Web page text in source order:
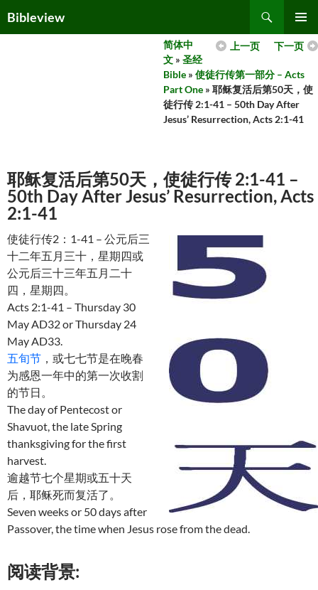
toBibleview
MENU
下一页
上一页
简体中
文 » 圣经
Bible » 使徒行传第一部分 – Acts
Part One » 耶稣复活后第50天，使
徒行传 2:1-41 – 50th Day After
Jesus’ Resurrection, Acts 2:1-41
耶稣复活后第50天，使徒行传 2:1-41 –
50th Day After Jesus’ Resurrection, Acts
2:1-41
使徒行传2：1-41 – 公元后三
十二年五月三十，星期四或
公元后三十三年五月二十
四，星期四。
Acts 2:1-41 – Thursday 30
May AD32 or Thursday 24
May AD33.
五旬节 ，或七七节是在晚春
为感恩一年中的第一次收割
的节日。
The day of Pentecost or
Shavuot, the late Spring
thanksgiving for the first
harvest.
逾越节七个星期或五十天
后，耶稣死而复活了。
Seven weeks or 50 days after
Passover, the time when Jesus rose from the dead.
阅读背景: